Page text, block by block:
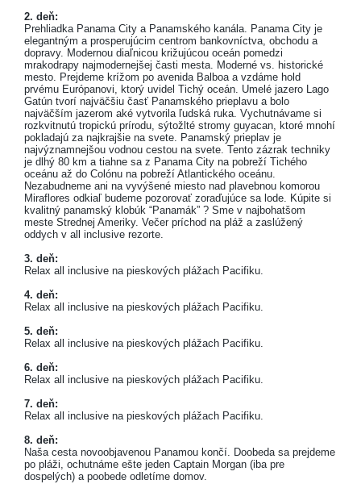
2. deň:
Prehliadka Panama City a Panamského kanála. Panama City je
elegantným a prosperujúcim centrom bankovníctva, obchodu a
dopravy. Modernou diaľnicou križujúcou oceán pomedzi
mrakodrapy najmodernejšej časti mesta. Moderné vs. historické
mesto. Prejdeme krížom po avenida Balboa a vzdáme hold
prvému Európanovi, ktorý uvidel Tichý oceán. Umelé jazero Lago
Gatún tvorí najväčšiu časť Panamského prieplavu a bolo
najväčším jazerom aké vytvorila ľudská ruka. Vychutnávame si
rozkvitnutú tropickú prírodu, sýtožlté stromy guyacan, ktoré mnohí
pokladajú za najkrajšie na svete. Panamský prieplav je
najvýznamnejšou vodnou cestou na svete. Tento zázrak techniky
je dlhý 80 km a tiahne sa z Panama City na pobreží Tichého
oceánu až do Colónu na pobreží Atlantického oceánu.
Nezabudneme ani na vyvýšené miesto nad plavebnou komorou
Miraflores odkiaľ budeme pozorovať zoraďujúce sa lode. Kúpite si
kvalitný panamský klobúk “Panamák” ? Sme v najbohatšom
meste Strednej Ameriky. Večer príchod na pláž a zaslúžený
oddych v all inclusive rezorte.
3. deň:
Relax all inclusive na pieskových plážach Pacifiku.
4. deň:
Relax all inclusive na pieskových plážach Pacifiku.
5. deň:
Relax all inclusive na pieskových plážach Pacifiku.
6. deň:
Relax all inclusive na pieskových plážach Pacifiku.
7. deň:
Relax all inclusive na pieskových plážach Pacifiku.
8. deň:
Naša cesta novoobjavenou Panamou končí. Doobeda sa prejdeme
po pláži, ochutnáme ešte jeden Captain Morgan (iba pre
dospelých) a poobede odletíme domov.